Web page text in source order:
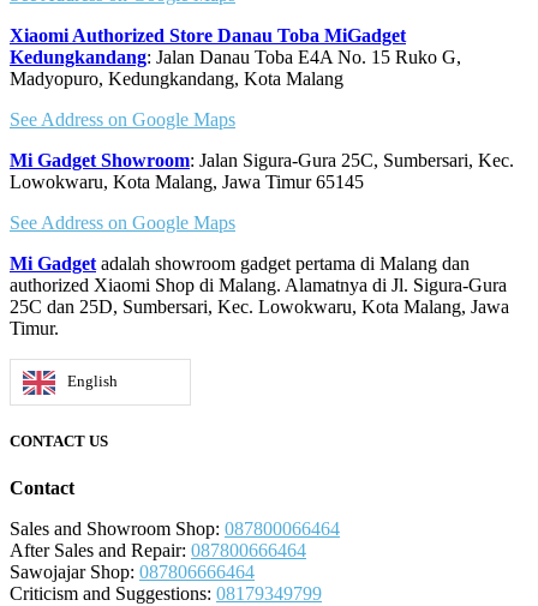
Xiaomi Authorized Store Danau Toba MiGadget
Kedungkandang: Jalan Danau Toba E4A No. 15 Ruko G,
Madyopuro, Kedungkandang, Kota Malang
See Address on Google Maps
Mi Gadget Showroom: Jalan Sigura-Gura 25C, Sumbersari, Kec.
Lowokwaru, Kota Malang, Jawa Timur 65145
See Address on Google Maps
Mi Gadget adalah showroom gadget pertama di Malang dan
authorized Xiaomi Shop di Malang. Alamatnya di Jl. Sigura-Gura
25C dan 25D, Sumbersari, Kec. Lowokwaru, Kota Malang, Jawa
Timur.
English
CONTACT US
Contact
Sales and Showroom Shop: 087800066464
After Sales and Repair: 087800666464
Sawojajar Shop: 087806666464
Criticism and Suggestions: 08179349799